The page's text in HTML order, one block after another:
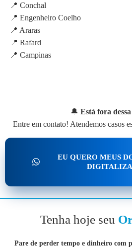
📍 Conchal
📍 Engenheiro Coelho
📍 Araras
📍 Rafard
📍 Campinas
🔔 Está fora
Entre em contato! Atendemos casos
EU QUERO MEUS
Tenha hoje seu
Pare de perder tempo e dinheiro com